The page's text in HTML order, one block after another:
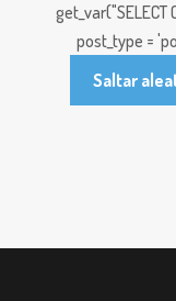
get_var("SELECT
post_type =
Saltar